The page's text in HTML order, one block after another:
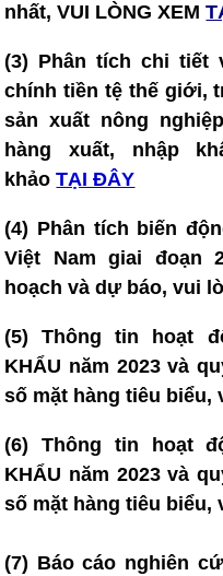
nhất, VUI LÒNG XEM
(3) Phân tích chi tiết
chính tiền tệ thế giới,
sản xuất nông
hàng xuất, nhập
khảo TẠI ĐÂY
(4) Phân tích biến
Việt Nam giai đoạn
hoạch và dự báo, vui
(5) Thông tin hoạt
KHẨU năm 2023 và
số mặt hàng tiêu biểu,
(6)
Thông tin hoạt
KHẨU năm 2023 và
số mặt hàng tiêu
(7) Báo cáo nghiên